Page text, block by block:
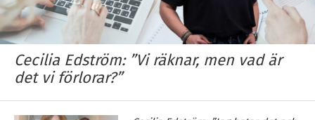
Cecilia Edström: ”Vi räknar, men vad är
det vi förlorar?”